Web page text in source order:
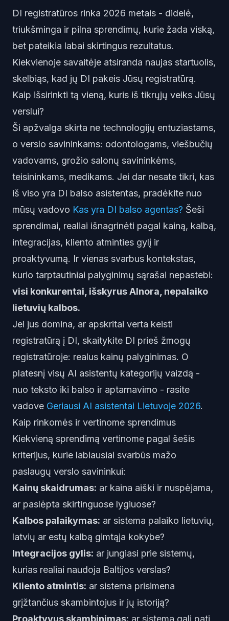
DI registratūros rinka 2026 metais - didelė,
triukšminga ir pilna sprendimų, kurie žada viską,
bet pateikia labai skirtingus rezultatus.
Kiekvienoje savaitėje atsiranda naujas startuolis,
skelbiąs, kad jų DI pakeis Jūsų registratūrą.
Kaip išsirinkti tą vieną, kuris iš tikrųjų veiks Jūsų
verslui?
Ši apžvalga skirta ne technologijų entuziastams,
o verslo savininkams: odontologams, viešbučių
vadovams, grožio salonų savininkėms,
teisininkams, medikams. Jei dar nesate tikri, kas
iš viso yra DI balso asistentas, pradėkite nuo
mūsų vadovo Kas yra DI balso agentas? Šeši
sprendimai, realiai išnagrinėti pagal kainą, kalbą,
integracijas, kliento atminties gylį ir
proaktyvumą. Ir vienas svarbus kontekstas,
kurio tarptautiniai palyginimų sąrašai nepastebi:
visi konkurentai, išskyrus AInora, nepalaiko
lietuvių kalbos.
Jei jus domina, ar apskritai verta keisti
registratūrą į DI, skaitykite DI prieš žmogų
registratūroje: realus kainų palyginimas. O
platesnį visų AI asistentų kategorijų vaizdą -
nuo teksto iki balso ir aptarnavimo - rasite
vadove Geriausi AI asistentai Lietuvoje 2026.
Kaip rinkomės ir vertinome sprendimus
Kiekvieną sprendimą vertinome pagal šešis
kriterijus, kurie labiausiai svarbūs mažo
paslaugų verslo savininkui:
Kainų skaidrumas: ar kaina aiški ir nuspėjama,
ar paslėpta skirtinguose lygiuose?
Kalbos palaikymas: ar sistema palaiko lietuvių,
latvių ar estų kalbą gimtąja kokybe?
Integracijos gylis: ar jungiasi prie sistemų,
kurias realiai naudoja Baltijos verslas?
Kliento atmintis: ar sistema prisimena
grįžtančius skambintojus ir jų istoriją?
Proaktyvus skambinimas: ar sistema gali pati